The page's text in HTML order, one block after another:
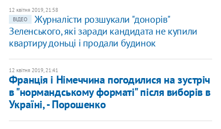
12 квітня 2019, 21:58
ВІДЕО
Журналісти розшукали "донорів"
Зеленського, які заради кандидата не купили
квартиру доньці і продали будинок
12 квітня 2019, 21:41
Франція і Німеччина погодилися на зустріч
в "нормандському форматі" після виборів в
Україні, - Порошенко